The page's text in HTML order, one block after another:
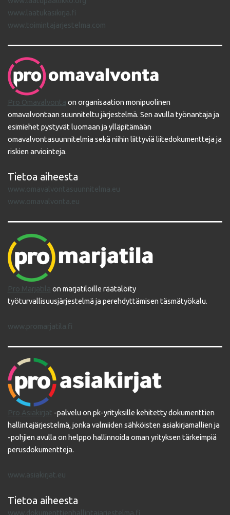
www.laatukasikirja.fi
www.toimintajarjestelma.com
Pro Omavalvonta on organisaation monipuolinen
omavalvontaan suunniteltu järjestelmä. Sen avulla työnantaja ja
esimiehet pystyvät luomaan ja ylläpitämään
omavalvontasuunnitelmia sekä niihin liittyviä liitedokumentteja ja
riskien arviointeja.
Tietoa aiheesta
www.omavalvontasuunnitelma.eu
www.omavalvonta.eu
Pro Marjatila on marjatiloille räätälöity
työturvallisuusjärjestelmä ja perehdyttämisen täsmätyökalu.
www.promarjatila.fi
Pro Asiakirjat -palvelu on pk-yrityksille kehitetty dokumenttien
hallintajärjestelmä, jonka valmiiden sähköisten asiakirjamallien ja
-pohjien avulla on helppo hallinnoida oman yrityksen tärkeimpiä
perusdokumentteja.
www.asiakirjat.eu
Tietoa aiheesta
www.dokumenttienhallintajarjestelma.fi